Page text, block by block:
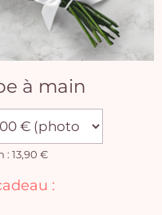
à main
: 13,90 €
: